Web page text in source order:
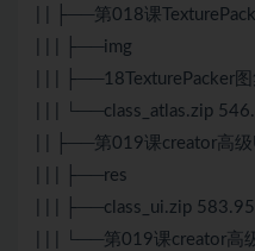
| | ├──第018课
| | | ├──img
| | | ├──18TexturePacker
| | | └──class_atlas.zip
| | ├──第019课creator高
| | | ├──res
| | | ├──class_ui.zip
| | | └──第019课creator高